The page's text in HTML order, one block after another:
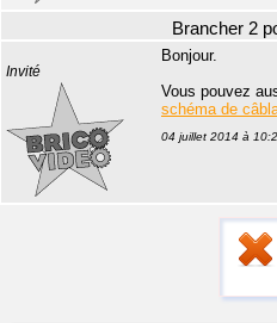
Brancher 2
Invité
Bonjour.
Vous pouvez
schéma de
04 juillet 2014 à